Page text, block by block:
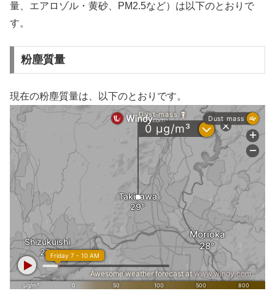
量、エアロゾル・黄砂、PM2.5など）は以下のとおりで
す。
粉塵質量
現在の粉塵質量は、以下のとおりです。